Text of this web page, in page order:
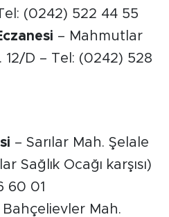
(0242) 522 44 55
– Mahmutlar
12/D – Tel: (0242) 528
– Sarılar Mah. Şelale
Sağlık Ocağı karşısı)
60 01
Bahçelievler Mah.